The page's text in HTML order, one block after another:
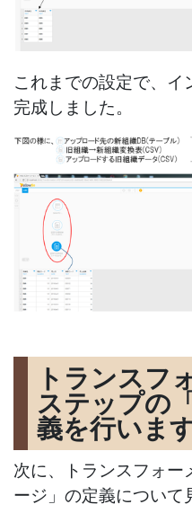
これまでの設定で、
完成しました。
トランスフ
ステップの
義を行いま
次に、トランスフォー
ージ」の定義について